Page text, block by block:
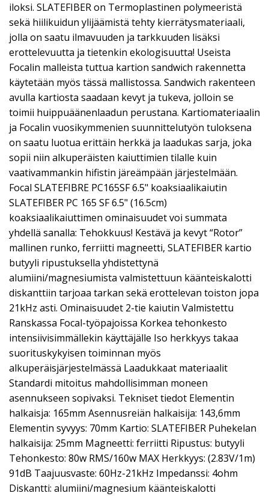
iloksi. SLATEFIBER on Termoplastinen polymeeristä
sekä hiilikuidun ylijäämistä tehty kierrätysmateriaali,
jolla on saatu ilmavuuden ja tarkkuuden lisäksi
erottelevuutta ja tietenkin ekologisuutta! Useista
Focalin malleista tuttua kartion sandwich rakennetta
käytetään myös tässä mallistossa. Sandwich rakenteen
avulla kartiosta saadaan kevyt ja tukeva, jolloin se
toimii huippuäänenlaadun perustana. Kartiomateriaalin
ja Focalin vuosikymmenien suunnittelutyön tuloksena
on saatu luotua erittäin herkkä ja laadukas sarja, joka
sopii niin alkuperäisten kaiuttimien tilalle kuin
vaativammankin hifistin järeämpään järjestelmään.
Focal SLATEFIBRE PC165SF 6.5" koaksiaalikaiutin
SLATEFIBER PC 165 SF 6.5" (16.5cm)
koaksiaalikaiuttimen ominaisuudet voi summata
yhdellä sanalla: Tehokkuus! Kestävä ja kevyt “Rotor”
mallinen runko, ferriitti magneetti, SLATEFIBER kartio
butyyli ripustuksella yhdistettynä
alumiini/magnesiumista valmistettuun käänteiskalotti
diskanttiin tarjoaa tarkan sekä erottelevan toiston jopa
21kHz asti. Ominaisuudet 2-tie kaiutin Valmistettu
Ranskassa Focal-työpajoissa Korkea tehonkesto
intensiivisimmällekin käyttäjälle Iso herkkyys takaa
suorituskykyisen toiminnan myös
alkuperäisjärjestelmässä Laadukkaat materiaalit
Standardi mitoitus mahdollisimman moneen
asennukseen sopivaksi. Tekniset tiedot Elementin
halkaisja: 165mm Asennusreiän halkaisija: 143,6mm
Elementin syvyys: 70mm Kartio: SLATEFIBER Puhekelan
halkaisija: 25mm Magneetti: ferriitti Ripustus: butyyli
Tehonkesto: 80w RMS/160w MAX Herkkyys: (2.83V/1m)
91dB Taajuusvaste: 60Hz-21kHz Impedanssi: 4ohm
Diskantti: alumiini/magnesium käänteiskalotti